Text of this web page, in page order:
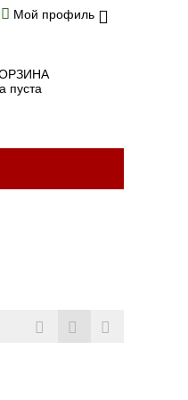
Мой профиль
пуста